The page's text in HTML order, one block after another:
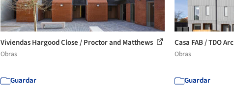
Viviendas Hargood Close / Proctor and Matthews
Obras
Guardar
Casa FAB / TDO
Obras
Guardar